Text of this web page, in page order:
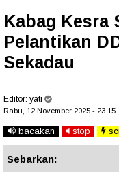
Kabag Kesra
Pelantikan
Sekadau
Editor: yati
Rabu, 12 November 2025 - 23.15
bacakan stop
Sebarkan: